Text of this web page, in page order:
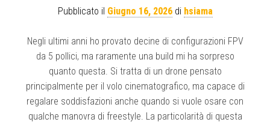
Pubblicato il Giugno 16, 2026di hsiama
Negli ultimi anni ho provato decine di configurazioni FPV
da 5 pollici, ma raramente una build mi ha sorpreso
quanto questa. Si tratta di un drone pensato
principalmente per il volo cinematografico, ma capace di
regalare soddisfazioni anche quando si vuole osare con
qualche manovra di freestyle. La particolarità di questa